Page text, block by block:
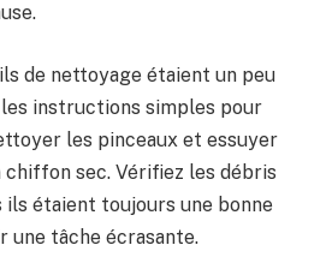
de nettoyage étaient un peu
instructions simples pour
les pinceaux et essuyer
chiffon sec. Vérifiez les débris
ils étaient toujours une bonne
une tâche écrasante.